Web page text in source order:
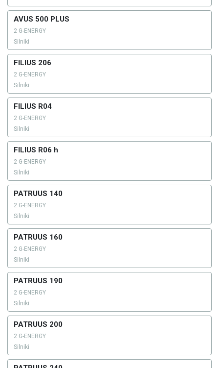
AVUS 500 PLUS
2 G-ENERGY
Silniki
FILIUS 206
2 G-ENERGY
Silniki
FILIUS R04
2 G-ENERGY
Silniki
FILIUS R06 h
2 G-ENERGY
Silniki
PATRUUS 140
2 G-ENERGY
Silniki
PATRUUS 160
2 G-ENERGY
Silniki
PATRUUS 190
2 G-ENERGY
Silniki
PATRUUS 200
2 G-ENERGY
Silniki